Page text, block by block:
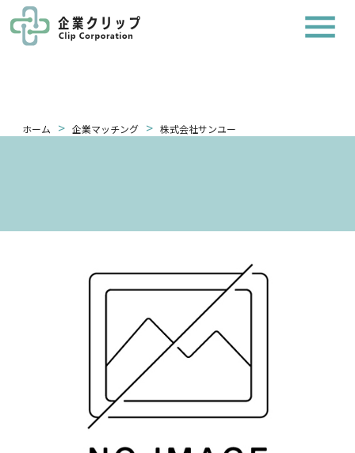
ホーム > 企業マッチング > 株式会社サンユー